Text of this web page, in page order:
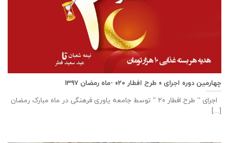
چهارمین دوره اجرای « طرح افطار ۲۰» -ماه رمضان ۱۳۹۷
اجرای “ طرح افطار ۲۰ “ توسط جامعه یاوری فرهنگی در ماه مبارک رمضان
[...]